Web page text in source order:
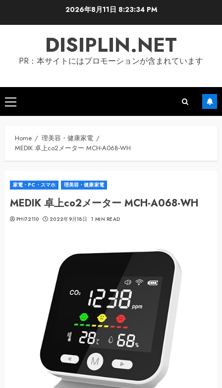
2026年8月11日 8:23:35 PM
DISIPLIN.NET
PR：本サイトにはプロモーションが含まれています
Primary
Menu
Home
理美容・健康家電
MEDIK 卓上co2メーター MCH-A068-WH
家電・PC・スマホ 理美容・健康家電
MEDIK 卓上co2メーター MCH-A068-WH
PHI72110 2022年9月18日 1 MIN READ